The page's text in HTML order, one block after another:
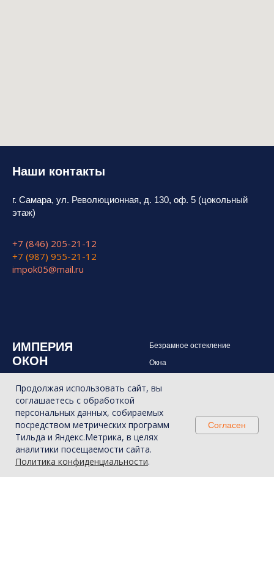
Продолжая использовать сайт, вы
соглашаетесь с обработкой
персональных данных, собираемых
посредством метрических программ
Тильда и Яндекс.Метрика, в целях
аналитики посещаемости сайта.
Политика конфиденциальности.
Согласен
Наши контакты
г. Самара, ул. Революционная, д. 130, оф. 5 (цокольный
этаж)
+7 (846) 205-21-12
+7 (987) 955-21-12
impok05@mail.ru
ИМПЕРИЯ
ОКОН
+7 (987) 955-21-12
Безрамное остекление
Окна
Фасадное остекление
Панорамное остекление
Гильотинная система
Примеры работ